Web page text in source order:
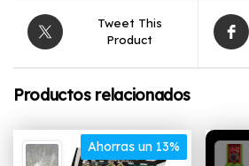
Tweet This
Product
Productos relacionados
Ahorras un 13%